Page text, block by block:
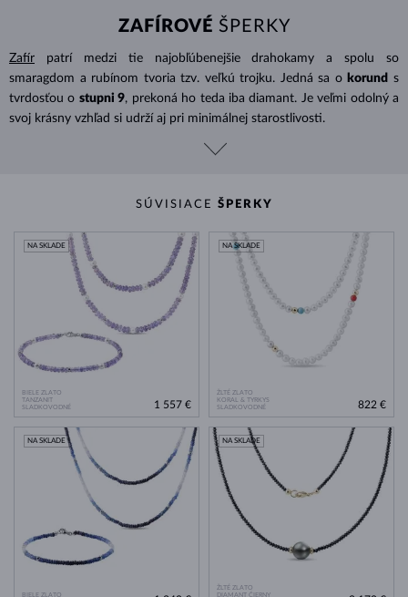
ZAFÍROVÉ ŠPERKY
Zafír
patrí medzi tie najobľúbenejšie drahokamy a spolu so
smaragdom a rubínom tvoria tzv. veľkú trojku. Jedná sa o korund s
tvrdosťou o stupni 9, prekoná ho teda iba diamant. Je veľmi odolný a
svoj krásny vzhľad si udrží aj pri minimálnej starostlivosti.
SÚVISIACE ŠPERKY
BIELE ZLATO
TANZANIT
SLADKOVODNÉ
NA SKLADE
1 557 €
ŽLTÉ ZLATO
KORAL & TYRKYS
SLADKOVODNÉ
NA SKLADE
822 €
BIELE ZLATO
NA SKLADE
ŽLTÉ ZLATO
DIAMANT ČIERNY
NA SKLADE